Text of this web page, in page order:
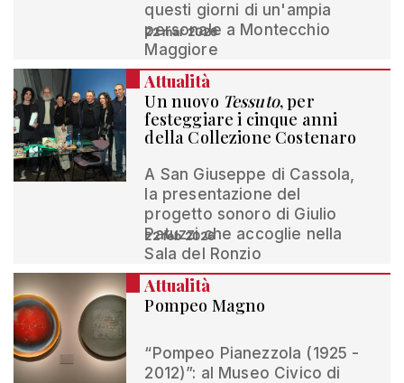
questi giorni di un'ampia
personale a Montecchio
Maggiore
22 mar 2026
Attualità
Un nuovo Tessuto, per
festeggiare i cinque anni
della Collezione Costenaro
A San Giuseppe di Cassola,
la presentazione del
progetto sonoro di Giulio
Patuzzi che accoglie nella
Sala del Ronzio
22 feb 2026
Attualità
Pompeo Magno
“Pompeo Pianezzola (1925 -
2012)”: al Museo Civico di